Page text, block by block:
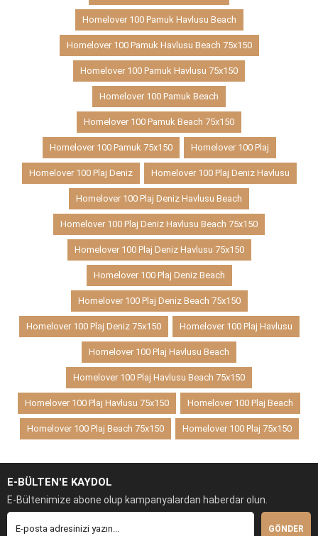
Homelover 100 Pamuk Havlusu Beach
Homelover 100 Pamuk Havlusu Beach 75x150
Homelover 100 Pamuk Havlusu 75x150
Homelover 100 Pamuk Beach
Homelover 100 Pamuk Beach 75x150
Homelover 100 Pamuk 75x150 Homelover 100 Plaj
Homelover 100 Plaj Deniz Homelover 100 Plaj Deniz Havlusu
Homelover 100 Plaj Deniz Havlusu Beach
Homelover 100 Plaj Deniz Havlusu Beach 75x150
Homelover 100 Plaj Deniz Havlusu 75x150
Homelover 100 Plaj Deniz Beach
Homelover 100 Plaj Deniz Beach 75x150
Homelover 100 Plaj Deniz 75x150 Homelover 100 Plaj Havlusu
Homelover 100 Plaj Havlusu Beach
Homelover 100 Plaj Havlusu Beach 75x150
Homelover 100 Plaj Havlusu 75x150 Homelover 100 Plaj Beach
Homelover 100 Plaj Beach 75x150 Homelover 100 Plaj 75x150
E-BÜLTEN'E KAYDOL
E-Bültenimize abone olup kampanyalardan haberdar olun.
GÖNDER